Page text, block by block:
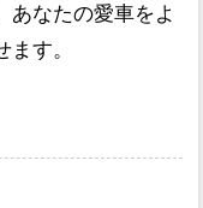
あなたの愛車をよ
す。